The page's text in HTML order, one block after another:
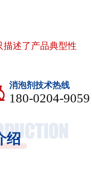
述了产品典型性
消泡剂技术热线
180-0204-9059
绍